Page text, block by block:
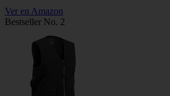
Ver en Amazon
Bestseller No. 2